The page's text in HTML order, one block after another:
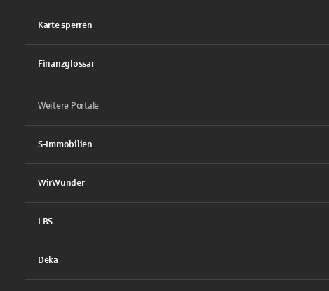
Karte sperren
Finanzglossar
Weitere Portale
S-Immobilien
WirWunder
LBS
Deka